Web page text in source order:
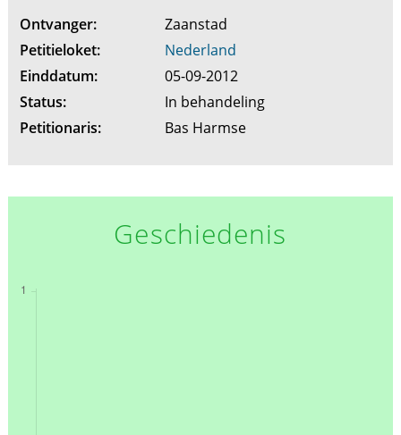
Ontvanger:
Zaanstad
Petitieloket:
Nederland
Einddatum:
05-09-2012
Status:
In behandeling
Petitionaris:
Bas Harmse
Geschiedenis